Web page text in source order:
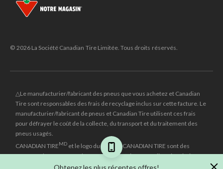
Obtenez les plus récentes offres!
© 2026 La Société Canadian Tire Limitée. Tous droits réservés.
△Le manufacturier/fabricant des pneus que vous achetez et Canadian
Tire sont responsables des frais de recyclage inclus sur cette facture. Le
manufacturier/fabricant de pneus et Canadian Tire utilisent ces frais
pour défrayer le coût de la collecte, du transport et du traitement des
pneus usagés.
CANADIAN TIREMD et le logo du triangle CANADIAN TIRE sont des
marques de commerce déposées de la Société Canadian Tire Limitée.